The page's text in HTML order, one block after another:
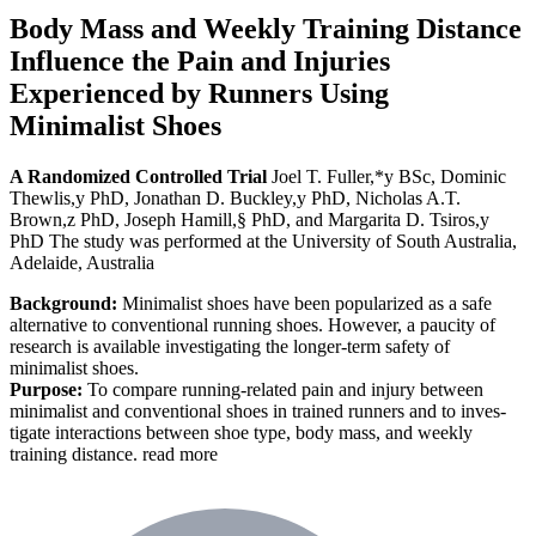
Body Mass and Weekly Training Distance
Influence the Pain and Injuries
Experienced by Runners Using
Minimalist Shoes
A Randomized Controlled Trial Joel T. Fuller,*y BSc, Dominic
Thewlis,y PhD, Jonathan D. Buckley,y PhD, Nicholas A.T.
Brown,z PhD, Joseph Hamill,§ PhD, and Margarita D. Tsiros,y
PhD The study was performed at the University of South Australia,
Adelaide, Australia
Background: Minimalist shoes have been popularized as a safe
alternative to conventional running shoes. However, a paucity of
research is available investigating the longer-term safety of
minimalist shoes.
Purpose: To compare running-related pain and injury between
minimalist and conventional shoes in trained runners and to inves-
tigate interactions between shoe type, body mass, and weekly
training distance. read more